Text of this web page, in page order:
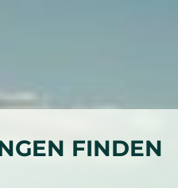
FINDEN